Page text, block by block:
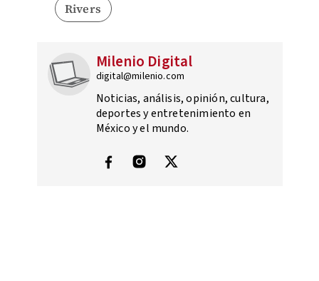
Rivers
Milenio Digital
digital@milenio.com
Noticias, análisis, opinión, cultura,
deportes y entretenimiento en
México y el mundo.